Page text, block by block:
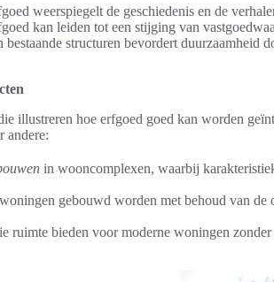
weerspiegelt de geschiedenis en de
kan leiden tot een stijging van
bestaande structuren bevordert duurzaamheid
illustreren hoe erfgoed goed kan worden
andere:
in wooncomplexen, waarbij
gebouwd worden met behoud van de
ruimte bieden voor moderne woningen zonder